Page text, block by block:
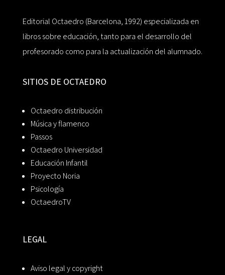
Editorial Octaedro (Barcelona, 1992) especializada en
libros sobre educación, tanto para el desarrollo del
profesorado como para la actualización del alumnado.
SITIOS DE OCTAEDRO
Octaedro distribución
Música y flamenco
Passos
Octaedro Universidad
Educación Infantil
Proyecto Noria
Psicología
OctaedroTV
LEGAL
Aviso legal y copyright